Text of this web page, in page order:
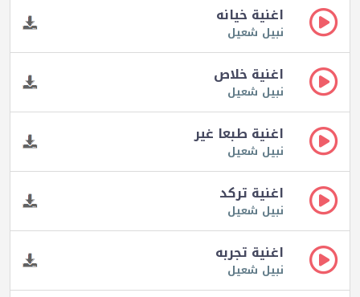
اغنية خيانه
نبيل شعيل
اغنية خلاص
نبيل شعيل
اغنية طبعا غير
نبيل شعيل
اغنية تركد
نبيل شعيل
اغنية تجربه
نبيل شعيل